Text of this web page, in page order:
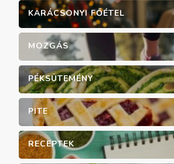
KARÁCSONYI FŐÉTEL
MOZGÁS
PÉKSÜTEMÉNY
PITE
RECEPTEK